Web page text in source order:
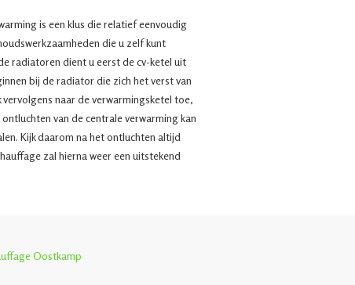
is een klus die relatief eenvoudig
die u zelf kunt
radiatoren dient u eerst de cv-ketel uit
bij de radiator die zich het verst van
naar de verwarmingsketel toe,
van de centrale verwarming kan
Kijk daarom na het ontluchten altijd
zal hierna weer een uitstekend